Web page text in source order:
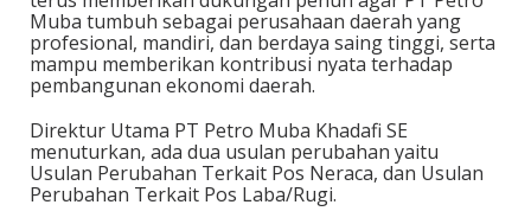
Muba tumbuh sebagai perusahaan daerah yang
profesional, mandiri, dan berdaya saing tinggi, serta
mampu memberikan kontribusi nyata terhadap
pembangunan ekonomi daerah.
Direktur Utama PT Petro Muba Khadafi SE
menuturkan, ada dua usulan perubahan yaitu
Usulan Perubahan Terkait Pos Neraca, dan Usulan
Perubahan Terkait Pos Laba/Rugi.